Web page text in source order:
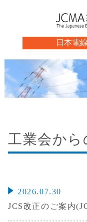
日本電
工業会か
2026.07.30
JCS改正のご案内